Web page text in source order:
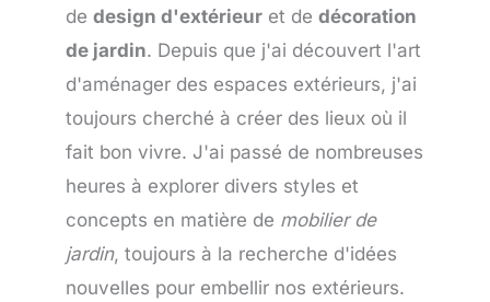
de design d'extérieur et de décoration
de jardin. Depuis que j'ai découvert l'art
d'aménager des espaces extérieurs, j'ai
toujours cherché à créer des lieux où il
fait bon vivre. J'ai passé de nombreuses
heures à explorer divers styles et
concepts en matière de mobilier de
jardin, toujours à la recherche d'idées
nouvelles pour embellir nos extérieurs.